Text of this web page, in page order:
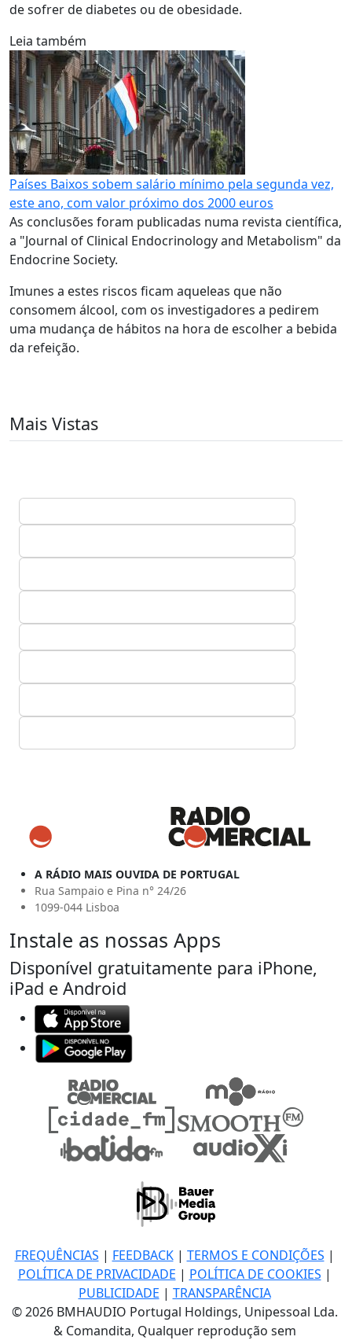
de sofrer de diabetes ou de obesidade.
Leia também
Países Baixos sobem salário mínimo pela segunda vez,
este ano, com valor próximo dos 2000 euros
As conclusões foram publicadas numa revista científica,
a "Journal of Clinical Endocrinology and Metabolism" da
Endocrine Society.
Imunes a estes riscos ficam aqueleas que não
consomem álcool, com os investigadores a pedirem
uma mudança de hábitos na hora de escolher a bebida
da refeição.
Mais Vistas
A RÁDIO MAIS OUVIDA DE PORTUGAL
Rua Sampaio e Pina n° 24/26
1099-044 Lisboa
Instale as nossas Apps
Disponível gratuitamente para iPhone,
iPad e Android
FREQUÊNCIAS | FEEDBACK| TERMOS E CONDIÇÕES |
POLÍTICA DE PRIVACIDADE | POLÍTICA DE COOKIES |
PUBLICIDADE | TRANSPARÊNCIA
© 2026 BMHAUDIO Portugal Holdings, Unipessoal Lda.
& Comandita, Qualquer reprodução sem